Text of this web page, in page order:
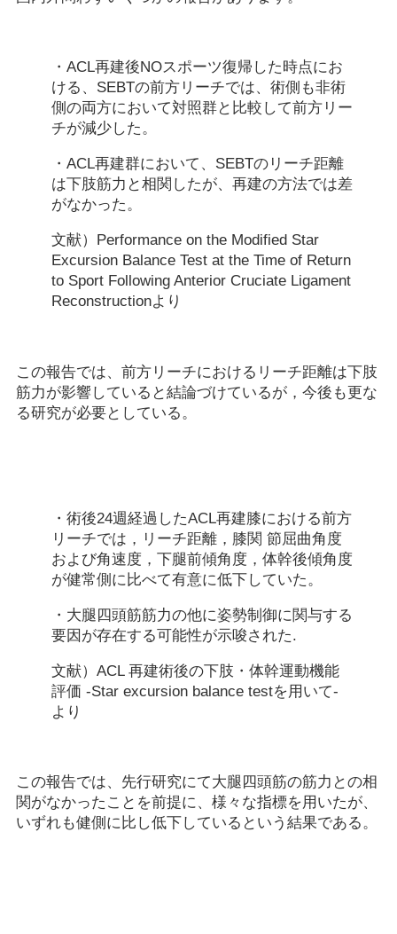
・ACL再建後NOスポーツ復帰した時点にお
ける、SEBTの前方リーチでは、術側も非術
側の両方において対照群と比較して前方リー
チが減少した。
・ACL再建群において、SEBTのリーチ距離
は下肢筋力と相関したが、再建の方法では差
がなかった。
文献）Performance on the Modified Star
Excursion Balance Test at the Time of Return
to Sport Following Anterior Cruciate Ligament
Reconstructionより
この報告では、前方リーチにおけるリーチ距離は下肢
筋力が影響していると結論づけているが，今後も更な
る研究が必要としている。
・術後24週経過したACL再建膝における前方
リーチでは，リーチ距離，膝関 節屈曲角度
および角速度，下腿前傾角度，体幹後傾角度
が健常側に比べて有意に低下していた。
・大腿四頭筋筋力の他に姿勢制御に関与する
要因が存在する可能性が示唆された.
文献）ACL 再建術後の下肢・体幹運動機能
評価 -Star excursion balance testを用いて-
より
この報告では、先行研究にて大腿四頭筋の筋力との相
関がなかったことを前提に、様々な指標を用いたが、
いずれも健側に比し低下しているという結果である。